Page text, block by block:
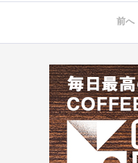
前へ